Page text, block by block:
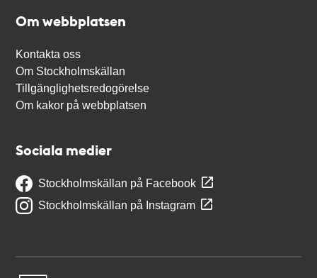
Om webbplatsen
Kontakta oss
Om Stockholmskällan
Tillgänglighetsredogörelse
Om kakor på webbplatsen
Sociala medier
Stockholmskällan på Facebook
Stockholmskällan på Instagram